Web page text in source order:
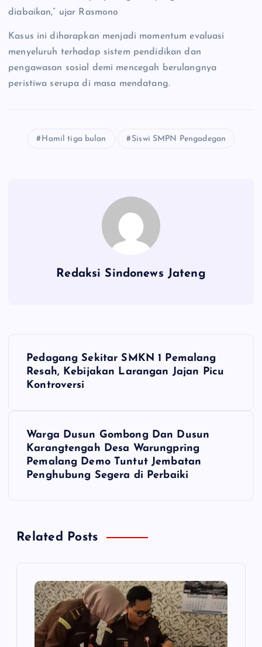
diabaikan,” ujar Rasmono
Kasus ini diharapkan menjadi momentum evaluasi
menyeluruh terhadap sistem pendidikan dan
pengawasan sosial demi mencegah berulangnya
peristiwa serupa di masa mendatang.
Hamil tiga bulan Siswi SMPN Pengadegan
Redaksi Sindonews Jateng
NPedagang Sekitar SMKN 1 Pemalang
Resah, Kebijakan Larangan Jajan Picu
Kontroversi
Warga Dusun Gombong Dan Dusun
Karangtengah Desa Warungpring
Pemalang Demo Tuntut Jembatan
Penghubung Segera di Perbaiki
Related Posts